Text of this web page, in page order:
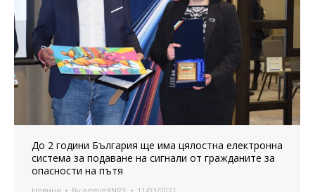
До 2 години България ще има цялостна електронна
система за подаване на сигнали от гражданите за
опасности на пътя